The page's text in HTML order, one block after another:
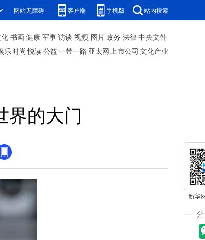
网站无障碍 客户端 手机版 站内搜索
书画健康 军事访谈 视频 图片政务 法律中央文件
乐时尚 悦读公益一带一路 亚太网上市公司 文化产业
的大门